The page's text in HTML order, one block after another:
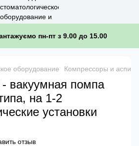
пн-пт з 9.00 до 15.00
оборудование Компрессоры и
вакуумная помпа
на 1-2
установки
отзыв